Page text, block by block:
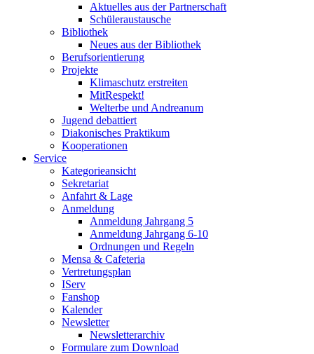
Aktuelles aus der Partnerschaft
Schüleraustausche
Bibliothek
Neues aus der Bibliothek
Berufsorientierung
Projekte
Klimaschutz erstreiten
MitRespekt!
Welterbe und Andreanum
Jugend debattiert
Diakonisches Praktikum
Kooperationen
Service
Kategorieansicht
Sekretariat
Anfahrt & Lage
Anmeldung
Anmeldung Jahrgang 5
Anmeldung Jahrgang 6-10
Ordnungen und Regeln
Mensa & Cafeteria
Vertretungsplan
IServ
Fanshop
Kalender
Newsletter
Newsletterarchiv
Formulare zum Download